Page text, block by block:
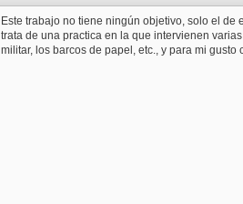
Este trabajo no tiene ningún objetivo, solo el
trata de una practica en la que intervienen
militar, los barcos de papel, etc., y para mi gusto